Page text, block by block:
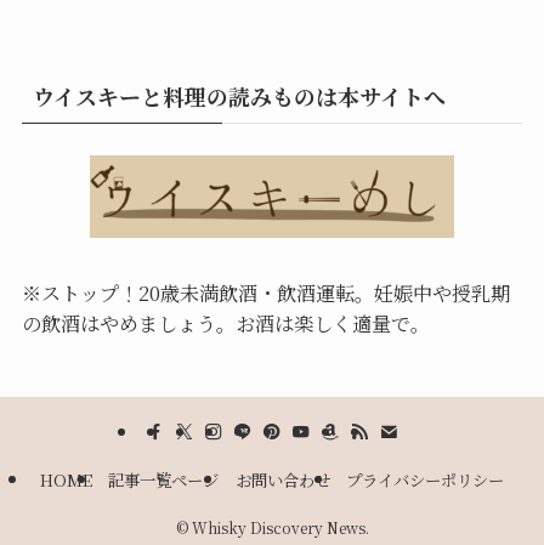
ウイスキーと料理の読みものは本サイトへ
※ストップ！20歳未満飲酒・飲酒運転。 妊娠中や授乳期
の飲酒はやめましょう。お酒は楽しく適量で。
HOME 記事一覧ページ お問い合わせ プライバシーポリシー
©Whisky Discovery News.